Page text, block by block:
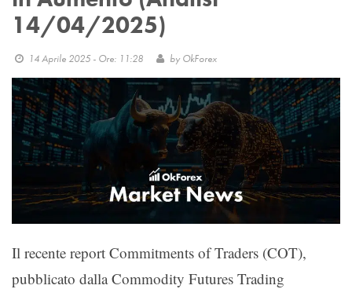
14/04/2025)
14 Aprile 2025 - Ore: 11:28 by OkForex
Il recente report Commitments of Traders (COT),
pubblicato dalla Commodity Futures Trading